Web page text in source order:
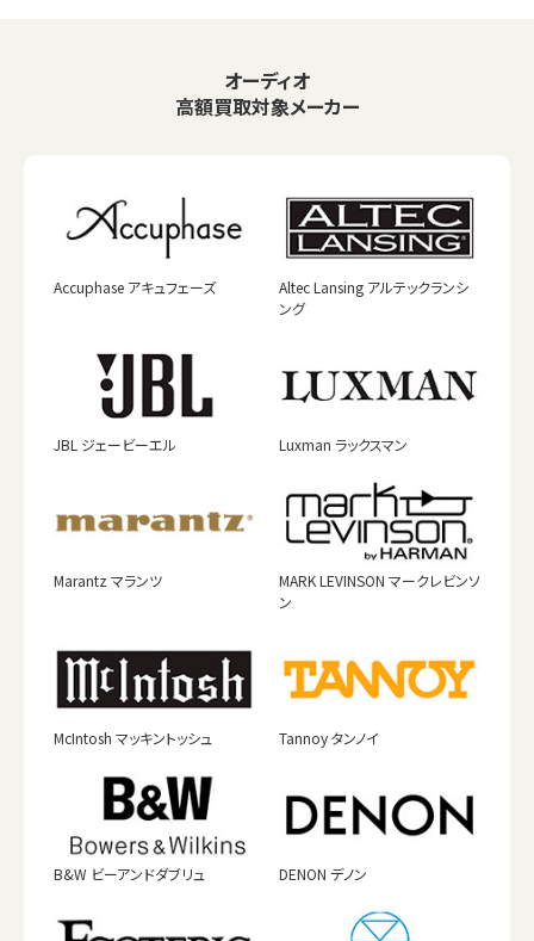
オーディオ
高額買取対象メーカー
Accuphase アキュフェーズ
Altec Lansing アルテックランシ
ング
JBL ジェービーエル Luxman ラックスマン
Marantz マランツ
MARK LEVINSON マークレビンソ
ン
McIntosh マッキントッシュ Tannoy タンノイ
B&W ビーアンドダブリュ DENON デノン